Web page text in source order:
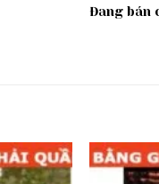
Đang bán